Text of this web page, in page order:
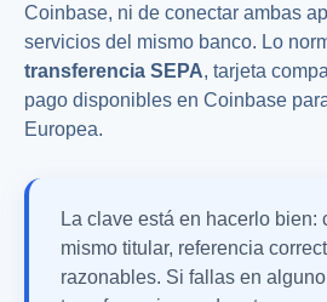
Coinbase, ni de conectar ambas
servicios del mismo banco. Lo
transferencia SEPA, tarjeta
pago disponibles en Coinbase
Europea.
La clave está en hacerlo bien:
mismo titular, referencia
razonables. Si fallas en